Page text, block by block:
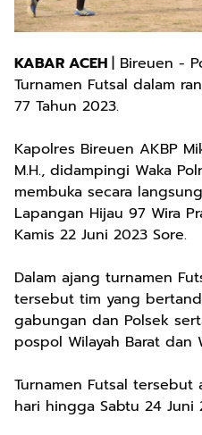
KABAR ACEH | Bireuen -
Turnamen Futsal dalam
77 Tahun 2023.
Kapolres Bireuen AKBP
M.H., didampingi Waka
membuka secara
Lapangan Hijau 97 Wira
Kamis 22 Juni 2023 Sore.
Dalam ajang turnamen
tersebut tim yang
gabungan dan Polsek
pospol Wilayah Barat dan
Turnamen Futsal
hari hingga Sabtu 24 Juni